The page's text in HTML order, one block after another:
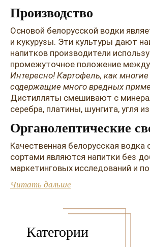
Производство
Основой белорусской водки
и кукурузы. Эти культуры дают
напитков производители
промежуточное положение
Интересно! Картофель, как
содержащие много вредных
Дистилляты смешивают с
серебра, платины, шунгита, угля
Органолептические
Качественная белорусская
сортами являются напитки без
маркетинговых исследований и
сиропа. Классические сорта
неотъемлемым ингредиентов
сопровождения к нему.
Читать дальше
Категории